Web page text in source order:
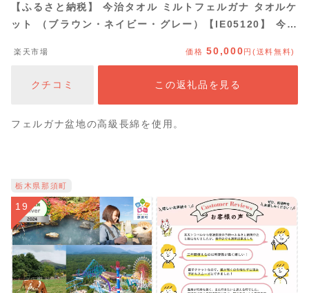
【ふるさと納税】 今治タオル ミルトフェルガナ タオルケ
ット （ブラウン・ネイビー・グレー）【IE05120】 今治
ールシーズン ふわふわ 大判タオルケット 高級タオルケッ
楽天市場 価格50,000円(送料無料)
クチコミ この返礼品を見る
フェルガナ盆地の高級長綿を使用。
栃木県那須町
19